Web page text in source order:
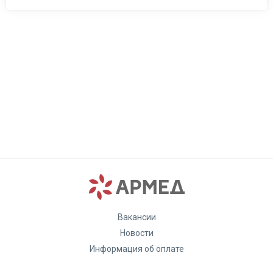
Вакансии
Новости
Информация об оплате